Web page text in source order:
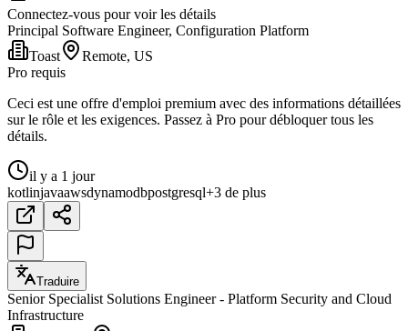
Connectez-vous pour voir les détails
Principal Software Engineer, Configuration Platform
Toast
Remote, US
Pro requis
Ceci est une offre d'emploi premium avec des informations détaillées
sur le rôle et les exigences. Passez à Pro pour débloquer tous les
détails.
il y a 1 jour
kotlinjavaawsdynamodbpostgresql+3 de plus
Traduire
Senior Specialist Solutions Engineer - Platform Security and Cloud
Infrastructure